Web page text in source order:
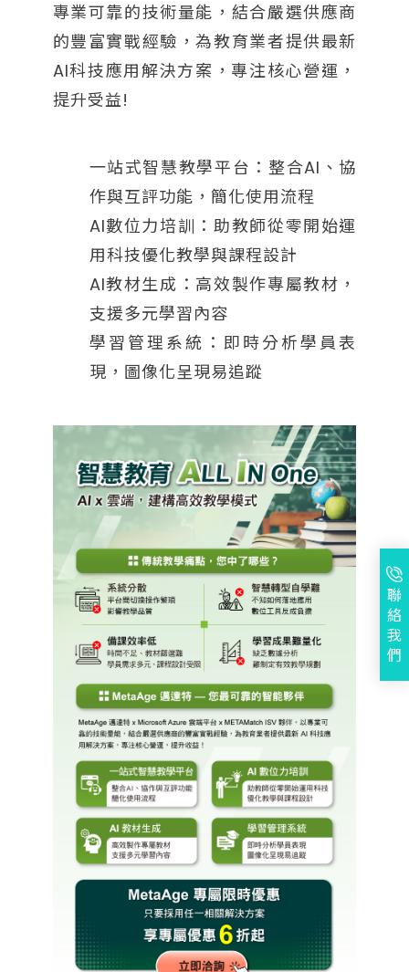
專業可靠的技術量能，結合嚴選供應商
的豐富實戰經驗，為教育業者提供最新
AI科技應用解決方案，專注核心營運，
提升受益!
一站式智慧教學平台：整合AI、協
作與互評功能，簡化使用流程
AI數位力培訓：助教師從零開始運
用科技優化教學與課程設計
AI教材生成：高效製作專屬教材，
支援多元學習內容
學習管理系統：即時分析學員表
現，圖像化呈現易追蹤
聯
絡
我
們